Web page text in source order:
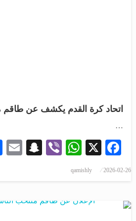
اتحاد كرة القدم يكشف عن طاقم
…
Facebook
X
WhatsApp
Viber
2026-02-26
qamishly